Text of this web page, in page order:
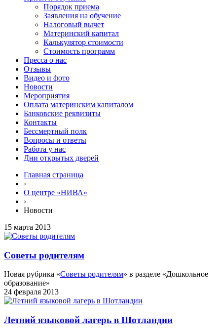
Порядок приема
Заявления на обучение
Налоговый вычет
Материнский капитал
Калькулятор стоимости
Стоимость программ
Пресса о нас
Отзывы
Видео и фото
Новости
Мероприятия
Оплата материнским капиталом
Банковские реквизиты
Контакты
Бессмертный полк
Вопросы и ответы
Работа у нас
Дни открытых дверей
Главная страница
›
О центре «НИВА»
›
Новости
15 марта 2013
Советы родителям
Новая рубрика «Советы родителям» в разделе «Дошкольное
образование»
24 февраля 2013
Летний языковой лагерь в Шотландии